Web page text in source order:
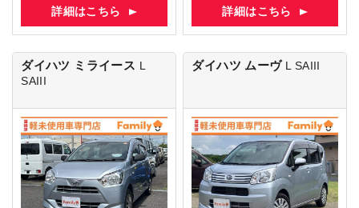
詳細はこちら 詳細はこちら
ダイハツ ミライース
SAIII
ダイハツ ムーヴ L SAIII